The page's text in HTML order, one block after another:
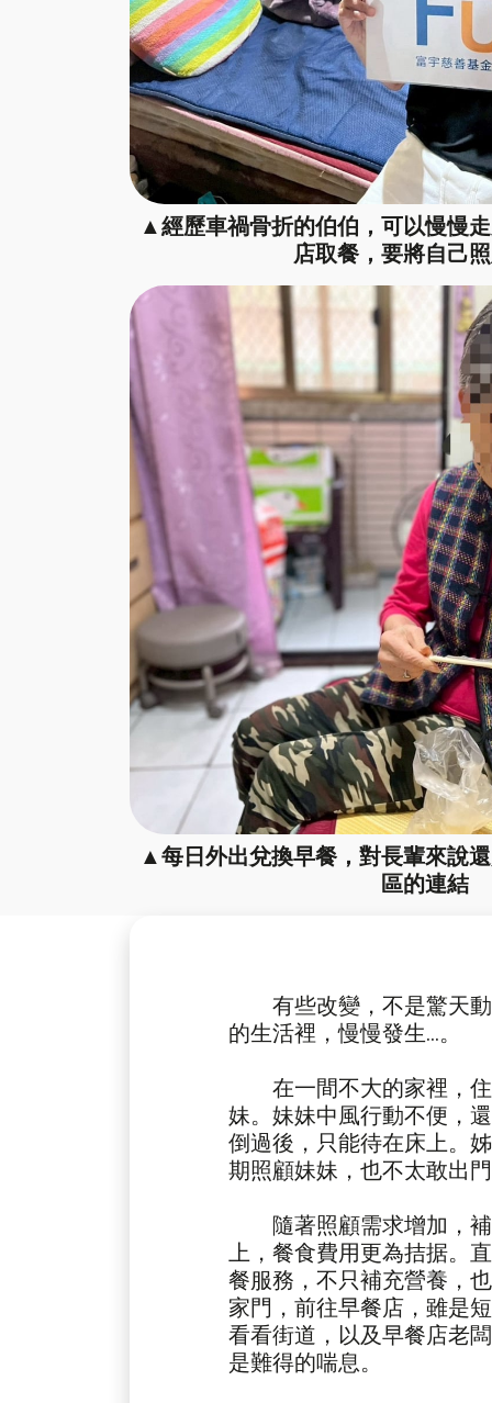
▲經歷車禍骨折的伯伯，可以慢慢
店取餐，要將自己
▲每日外出兌換早餐，對長輩來說
區的連結
有些改變，不是驚天動
的生活裡，慢慢發生…。
在一間不大的家裡，住
妹。妹妹中風行動不便，
倒過後，只能待在床上。
期照顧妹妹，也不太敢出
隨著照顧需求增加，補
上，餐食費用更為拮据。
餐服務，不只補充營養，
家門，前往早餐店，雖是
看看街道，以及早餐店老
是難得的喘息。